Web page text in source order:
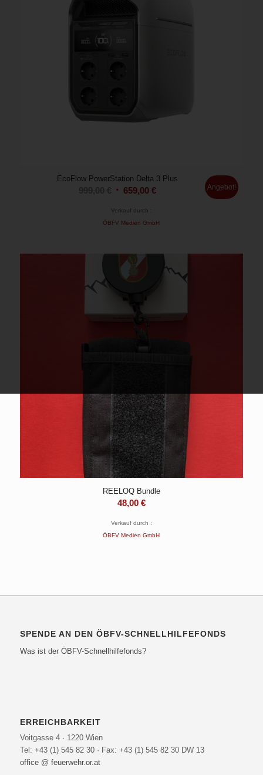
EcoFlow PowerStation Delta 3 Plus
Ursprünglicher
659,00€Aktueller
Angebot!
Verkauf durch :
ÖBFV Medien GmbH
REELOQ Bundle
48,00 €
Verkauf durch :
ÖBFV Medien GmbH
SPENDE AN DEN ÖBFV-SCHNELLHILFEFONDS
Was ist der ÖBFV-Schnellhilfefonds?
ERREICHBARKEIT
Voitgasse 4 · 1220 Wien
Tel: +43 (1) 545 82 30 · Fax: +43 (1) 545 82 30 DW 13
office @ feuerwehr.or.at